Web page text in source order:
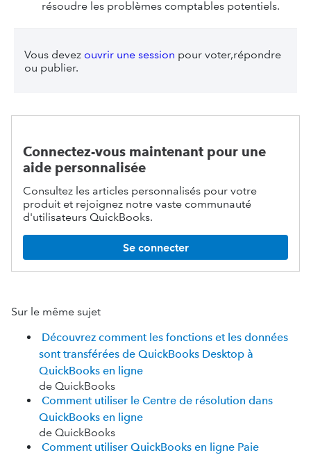
résoudre les problèmes comptables potentiels.
Vous devez ouvrir une session pour voter,répondre
ou publier.
Connectez-vous maintenant pour une
aide personnalisée
Consultez les articles personnalisés pour votre
produit et rejoignez notre vaste communauté
d'utilisateurs QuickBooks.
Se connecter
Sur le même sujet
Découvrez comment les fonctions et les données
sont transférées de QuickBooks Desktop à
QuickBooks en ligne
de QuickBooks
Comment utiliser le Centre de résolution dans
QuickBooks en ligne
de QuickBooks
Comment utiliser QuickBooks en ligne Paie